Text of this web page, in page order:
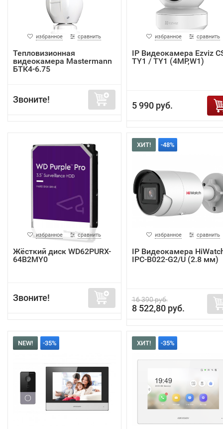
избранное сравнить
Тепловизионная
видеокамера Mastermann
БТК4-6.75
Звоните!
избранное сравнить
IP Видеокамера Ezviz
TY1 / TY1 (4MP,W1)
5 990 руб.
избранное сравнить
Жёсткий диск WD62PURX-
64B2MY0
Звоните!
ХИТ! -48%
избранное сравнить
IP Видеокамера
IPC-B022-G2/U (2.8 мм)
16 390 руб.
8 522,80 руб.
NEW! -35% ХИТ! -35%